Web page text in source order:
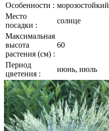
Особенности : морозостойкий
Место
посадки :
солнце
Максимальная
высота
растения (см) :
60
Период
цветения :
июнь, июль